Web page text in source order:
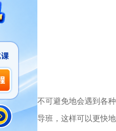
么样
，可能不可避免地会遇到各种
化学辅导班，这样可以更快